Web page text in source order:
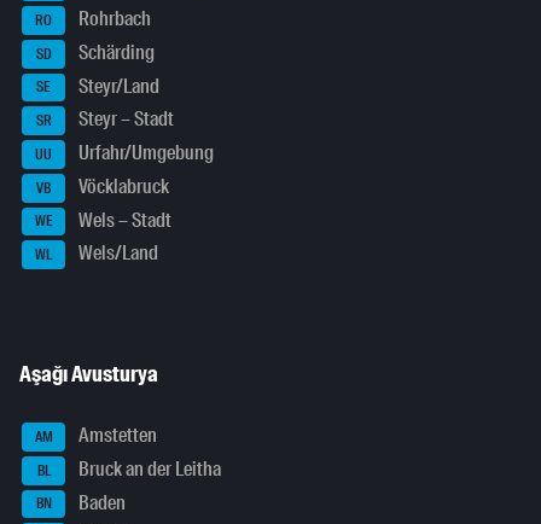
RO Rohrbach
SD Schärding
SE Steyr/Land
SR Steyr – Stadt
UU Urfahr/Umgebung
VB Vöcklabruck
WE Wels – Stadt
WL Wels/Land
Aşağı Avusturya
AM Amstetten
BL Bruck an der Leitha
BN Baden